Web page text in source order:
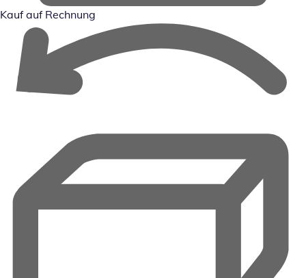
Kauf auf Rechnung